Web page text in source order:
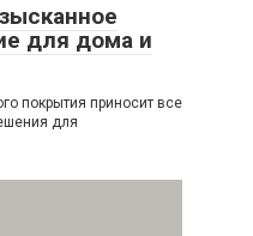
для дома и
покрытия приносит все
для